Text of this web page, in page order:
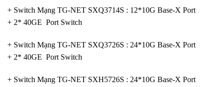
+ Switch Mạng TG-NET SXQ3714S : 12*10G Base-X Port
+ 2* 40GE Port Switch
+ Switch Mạng TG-NET SXQ3726S : 24*10G Base-X Port
+ 2* 40GE Port Switch
+ Switch Mạng TG-NET SXH5726S : 24*10G Base-X Port